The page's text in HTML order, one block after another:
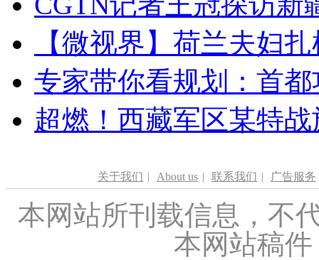
【微视界】荷兰夫妇
专家带你看规划：首
超燃！西藏军区某特
关于我们 | About us | 联系我们 | 广告服务
本网站所刊载信息，不
本网站稿